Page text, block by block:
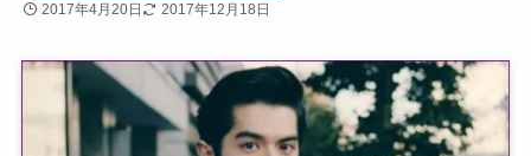
2017年4月20日 2017年12月18日